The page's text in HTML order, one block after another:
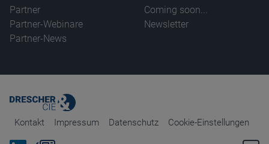
Partner
Partner-Webinare
Partner-News
Coming soon...
Newsletter
Kontakt Impressum Datenschutz Cookie-Einstellungen